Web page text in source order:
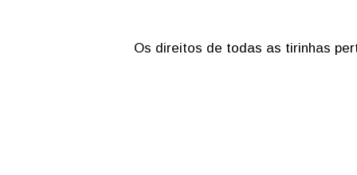
Os direitos de todas as tirinhas